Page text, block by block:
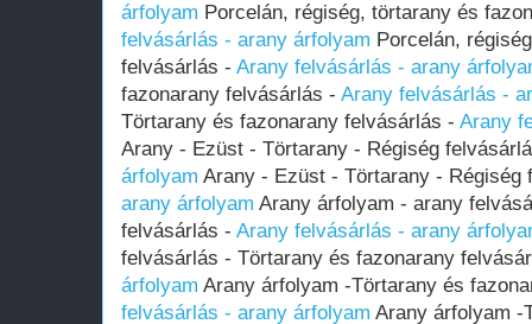
árfolyam Porcelán, régiség, törtarany és
felvásárlás - arany árfolyam Porcelán,
felvásárlás - Arany felvásárlás - arany
fazonarany felvásárlás - Arany felvásárlás -
Törtarany és fazonarany felvásárlás - Arany
Arany - Ezüst - Törtarany - Régiség
árfolyam Arany - Ezüst - Törtarany -
arany árfolyam Arany árfolyam - arany
felvásárlás - Arany felvásárlás - arany
felvásárlás - Törtarany és fazonarany
árfolyam Arany árfolyam -Törtarany és
felvásárlás - arany árfolyam Arany árfolyam -